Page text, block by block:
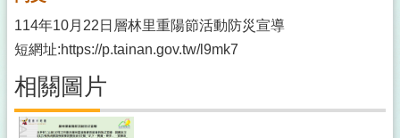
114年10月22日層林里重陽節活動防災宣導
短網址:https://p.tainan.gov.tw/l9mk7
相關圖片